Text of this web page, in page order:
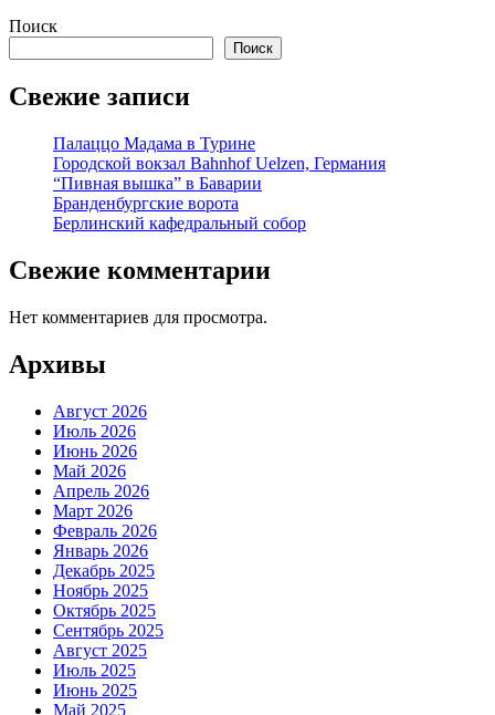
Поиск
Поиск
Свежие записи
Палаццо Мадама в Турине
Городской вокзал Bahnhof Uelzen, Германия
“Пивная вышка” в Баварии
Бранденбургские ворота
Берлинский кафедральный собор
Свежие комментарии
Нет комментариев для просмотра.
Архивы
Август 2026
Июль 2026
Июнь 2026
Май 2026
Апрель 2026
Март 2026
Февраль 2026
Январь 2026
Декабрь 2025
Ноябрь 2025
Октябрь 2025
Сентябрь 2025
Август 2025
Июль 2025
Июнь 2025
Май 2025